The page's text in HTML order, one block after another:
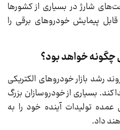
شارژ در بسیاری از کشورها
قابل پیمایش خودروهای برقی را
چگونه خواهد بود؟
رشد بازار خودروهای الکتریکی
کند. بسیاری از خودروسازان بزرگ
تولیدات آینده خود را به
داد.